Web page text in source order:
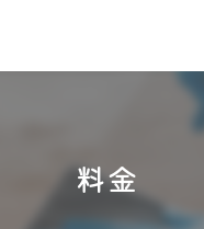
料金